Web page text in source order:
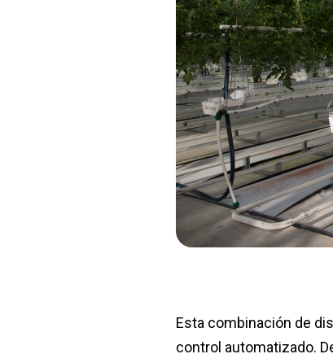
Esta combinación de
control automatizado.